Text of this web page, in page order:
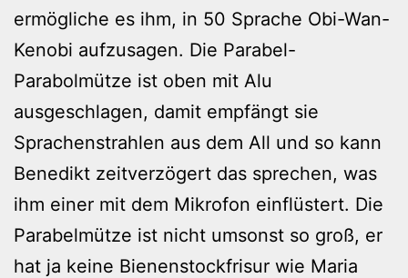
ermögliche es ihm, in 50 Sprache Obi-Wan-
Kenobi aufzusagen. Die Parabel-
Parabolmütze ist oben mit Alu
ausgeschlagen, damit empfängt sie
Sprachenstrahlen aus dem All und so kann
Benedikt zeitverzögert das sprechen, was
ihm einer mit dem Mikrofon einflüstert. Die
Parabelmütze ist nicht umsonst so groß, er
hat ja keine Bienenstockfrisur wie Maria